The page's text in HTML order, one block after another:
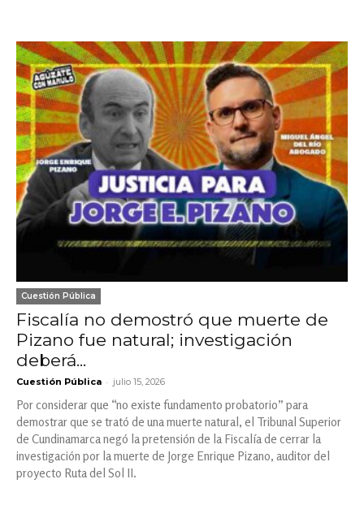
Cuestión Pública
Fiscalía no demostró que muerte de
Pizano fue natural; investigación
deberá...
Cuestión Pública - julio 15, 2026
Por considerar que “no existe fundamento probatorio” para
demostrar que se trató de una muerte natural, el Tribunal Superior
de Cundinamarca negó la pretensión de la Fiscalía de cerrar la
investigación por la muerte de Jorge Enrique Pizano, auditor del
proyecto Ruta del Sol II.